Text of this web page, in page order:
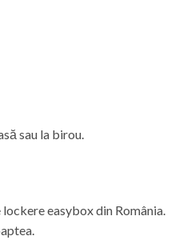
sau la birou.
easybox din România.